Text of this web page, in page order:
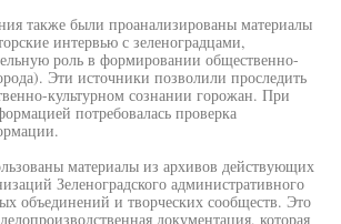
также были проанализированы материалы
интервью с зеленоградцами,
роль в формировании общественно-
Эти источники позволили проследить
культурном сознании горожан. При
потребовалась проверка
материалы из архивов действующих
Зеленоградского административного
объединений и творческих сообществ. Это
документация, которая